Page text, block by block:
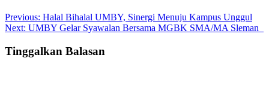
Post
navigation
Previous: Halal Bihalal UMBY, Sinergi Menuju Kampus Unggul
Next: UMBY Gelar Syawalan Bersama MGBK SMA/MA Sleman
Tinggalkan Balasan